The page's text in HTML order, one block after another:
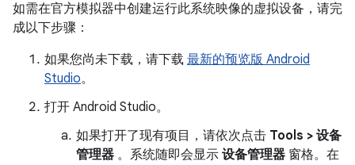
如需在官方模拟器中创建运行此系统映像的虚拟设备，请完
成以下步骤：
如果您尚未下载，请下载 最新的预览版 Android
Studio。
打开 Android Studio。
如果打开了现有项目，请依次点击 Tools > 设备
管理器 。系统随即会显示 设备管理器 窗格。在